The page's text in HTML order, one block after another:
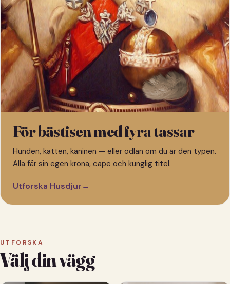
För bästisen med fyra tassar
Hunden, katten, kaninen — eller ödlan om du är den typen.
Alla får sin egen krona, cape och kunglig titel.
Utforska Husdjur→
UTFORSKA
Välj din vägg